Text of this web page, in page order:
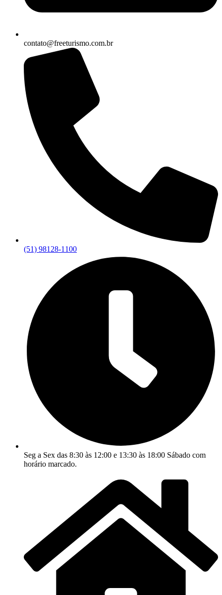
contato@freeturismo.com.br
(51) 98128-1100
Seg a Sex das 8:30 às 12:00 e 13:30 às 18:00 Sábado com
horário marcado.